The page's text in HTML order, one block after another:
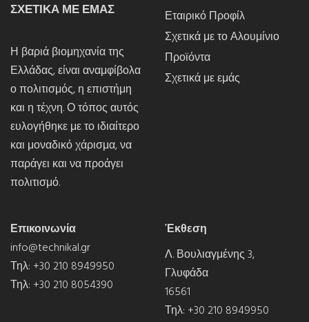
ΣΧΕΤΙΚΑ ΜΕ ΕΜΑΣ
Η βαριά βιομηχανία της
Ελλάδας, είναι αναμφίβολα
ο πολιτισμός, η επιστήμη
και η τέχνη. Ο τόπος αυτός
ευλογήθηκε με το ιδιαίτερο
και μοναδικό χάρισμα, να
παράγει και να προάγει
πολιτισμό.
Εταιρικό Προφίλ
Σχετικά με το Αλουμίνιο
Προϊόντα
Σχετικά με εμάς
Επικοινωνία
info@technikal.gr
Τηλ: +30 210 8949950
Τηλ: +30 210 8054390
Έκθεση
Λ. Βουλιαγμένης 3,
Γλυφάδα
16561
Τηλ: +30 210 8949950